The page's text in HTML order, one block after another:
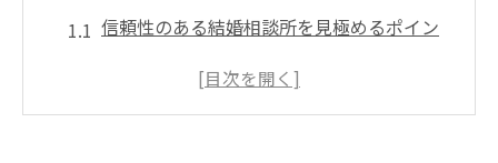
信頼性のある結婚相談所を見極めるポイン
サービス内容の違いと選び方